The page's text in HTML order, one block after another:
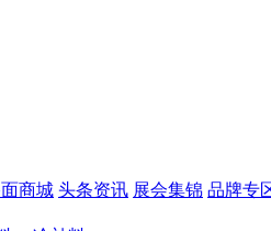
商城 头条资讯 展会集锦 品牌专